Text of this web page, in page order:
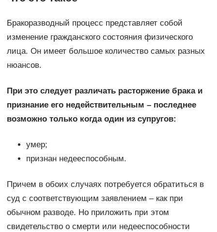
Бракоразводный процесс представляет собой
изменение гражданского состояния физического
лица. Он имеет большое количество самых разных
нюансов.
При это следует различать расторжение брака и
признание его недействительным – последнее
возможно только когда один из супругов:
умер;
признан недееспособным.
Причем в обоих случаях потребуется обратиться в
суд с соответствующим заявлением – как при
обычном разводе. Но приложить при этом
свидетельство о смерти или недееспособности